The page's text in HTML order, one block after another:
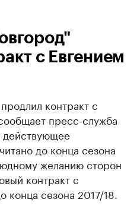
с Евгением
контракт с
пресс-служба
действующее
до конца сезона
желанию сторон
контракт с
сезона 2017/18.